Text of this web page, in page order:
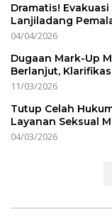
Dramatis!
Lanjiladang
04/04/2026
Dugaan Mark-Up
Berlanjut,
11/03/2026
Tutup Celah
Layanan Seksual
04/03/2026